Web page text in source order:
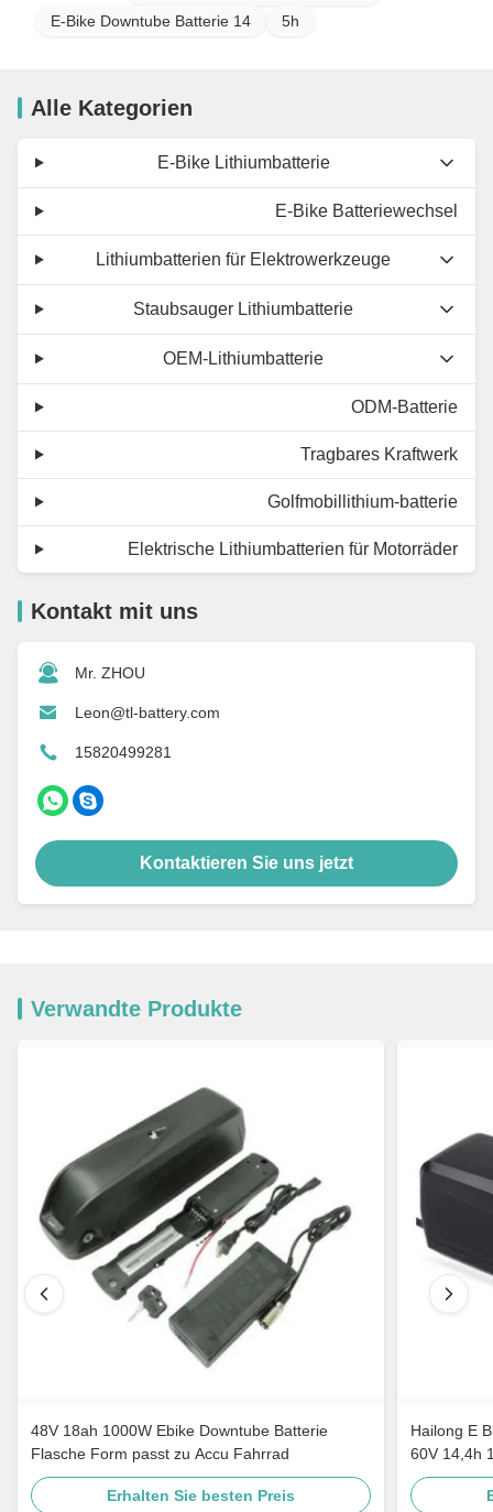
E-Bike Downtube Batterie 14
5h
Alle Kategorien
E-Bike Lithiumbatterie
E-Bike Batteriewechsel
Lithiumbatterien für Elektrowerkzeuge
Staubsauger Lithiumbatterie
OEM-Lithiumbatterie
ODM-Batterie
Tragbares Kraftwerk
Golfmobillithium-batterie
Elektrische Lithiumbatterien für Motorräder
Kontakt mit uns
Mr. ZHOU
Leon@tl-battery.com
15820499281
Kontaktieren Sie uns jetzt
Verwandte Produkte
48V 18ah 1000W Ebike Downtube Batterie
Flasche Form passt zu Accu Fahrrad
Erhalten Sie besten Preis
Hailong E
60V 14,4h